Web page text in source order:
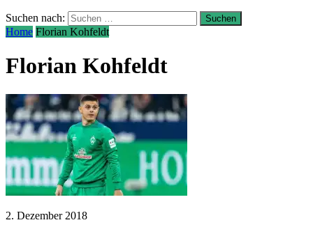
Suchen nach:
Home Florian Kohfeldt
Florian Kohfeldt
2. Dezember 2018